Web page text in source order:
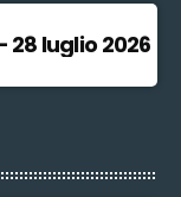
28 luglio 2026